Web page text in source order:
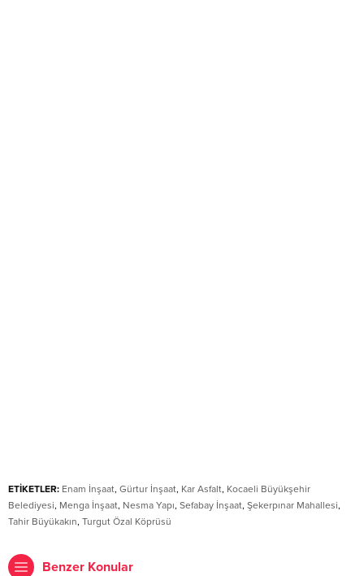
ETİKETLER: Enam İnşaat, Gürtur İnşaat, Kar Asfalt, Kocaeli Büyükşehir
Belediyesi, Menga İnşaat, Nesma Yapı, Sefabay İnşaat, Şekerpınar Mahallesi,
Tahir Büyükakın, Turgut Özal Köprüsü
Benzer Konular